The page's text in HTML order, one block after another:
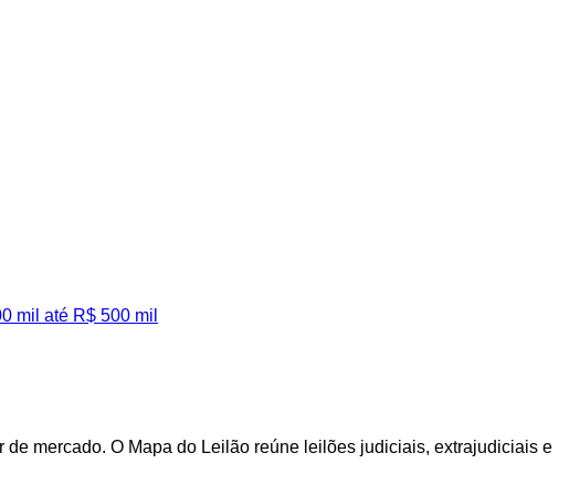
mil até R$ 500 mil
mercado. O Mapa do Leilão reúne leilões judiciais, extrajudiciais e